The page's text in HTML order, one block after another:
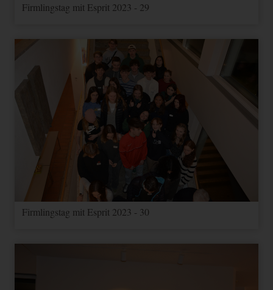
Firmlingstag mit Esprit 2023 - 29
Firmlingstag mit Esprit 2023 - 30